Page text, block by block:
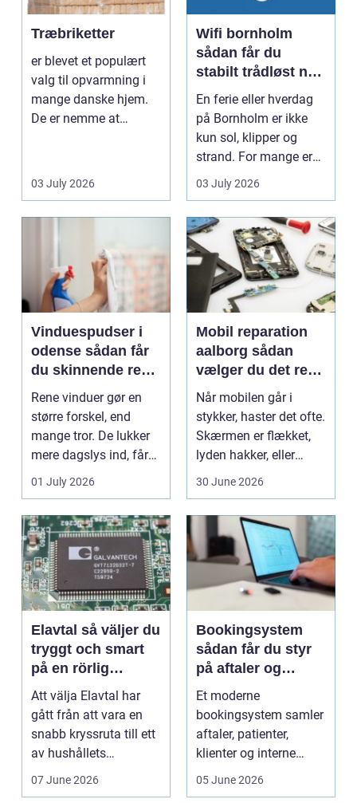
Træbriketter
er blevet et populært
valg til opvarmning i
mange danske hjem.
De er nemme at
03 July 2026
Wifi bornholm
sådan får du
stabilt trådløst net
på klippeøen
En ferie eller hverdag
på Bornholm er ikke
kun sol, klipper og
strand. For mange er
en stabil intern...
03 July 2026
Vinduespudser i
odense sådan får
du skinnende rene
ruder året rundt
Rene vinduer gør en
større forskel, end
mange tror. De lukker
mere dagslys ind, får
hjem og erhvervs...
01 July 2026
Mobil reparation
aalborg sådan
vælger du det rette
værksted
Når mobilen går i
stykker, haster det ofte.
Skærmen er flækket,
lyden hakker, eller
batteriet løber ...
30 June 2026
Elavtal så väljer du
tryggt och smart
på en rörlig
elmarknad
Att välja Elavtal har
gått från att vara en
snabb kryssruta till ett
av hushållets
viktigaste ekonom...
07 June 2026
Bookingsystem
sådan får du styr
på aftaler og
arbejdsgange
Et moderne
bookingsystem samler
aftaler, patienter,
klienter og interne
arbejdsgange ét sted. I
05 June 2026